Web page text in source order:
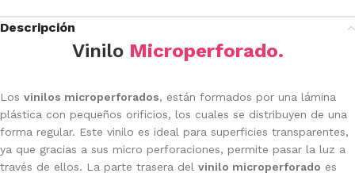
Descripción
Vinilo Microperforado.
Los vinilos microperforados, están formados por una lámina
plástica con pequeños orificios, los cuales se distribuyen de una
forma regular. Este vinilo es ideal para superficies transparentes,
ya que gracias a sus micro perforaciones, permite pasar la luz a
través de ellos. La parte trasera del vinilo microperforado es